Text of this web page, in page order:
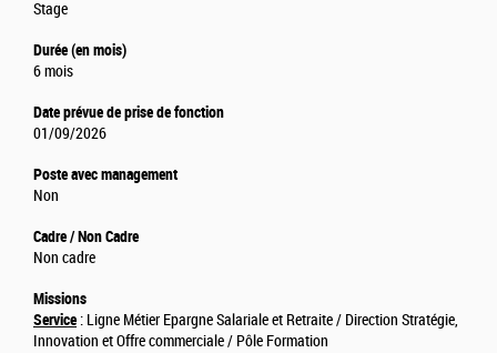
Stage
Durée (en mois)
6 mois
Date prévue de prise de fonction
01/09/2026
Poste avec management
Non
Cadre / Non Cadre
Non cadre
Missions
Service : Ligne Métier Epargne Salariale et Retraite / Direction Stratégie,
Innovation et Offre commerciale / Pôle Formation